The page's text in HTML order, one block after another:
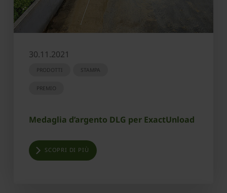
30.11.2021
PRODOTTI STAMPA
PREMIO
Medaglia d’argento DLG per ExactUnload
SCOPRI DI PIÙ